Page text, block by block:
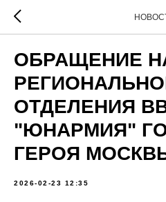
ОБРАЩЕНИЕ
ОТДЕЛЕНИЯ
"ЮНАРМИЯ"
ГЕРОЯ
2026-02-23 12:35